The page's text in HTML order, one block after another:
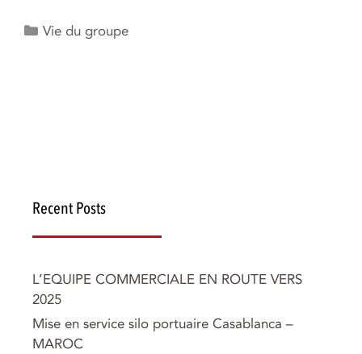
Catégories
Vie du groupe
Recent Posts
L’EQUIPE COMMERCIALE EN ROUTE VERS
2025
Mise en service silo portuaire Casablanca –
MAROC